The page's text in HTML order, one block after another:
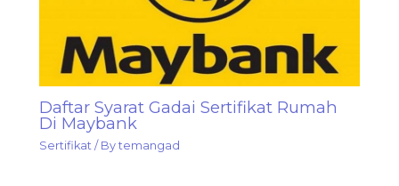
Daftar Syarat Gadai Sertifikat Rumah
Di Maybank
Sertifikat / Bytemangad